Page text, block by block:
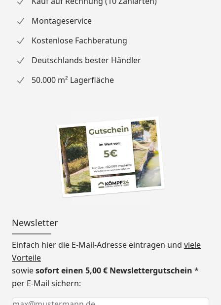
Montageservice
Kostenlose Fachberatung
Deutschlands bester Händler
50.000 m² Lagerfläche
Newsletter
Einfach hier die E-Mail-Adresse eintragen und viele
Vorteile
sowiesofort einen 5,00 € Newslettergutschein *
per E-Mail sichern:
Keine Eingabe erforderlich
Eingabe erforderlich
E-Mail *